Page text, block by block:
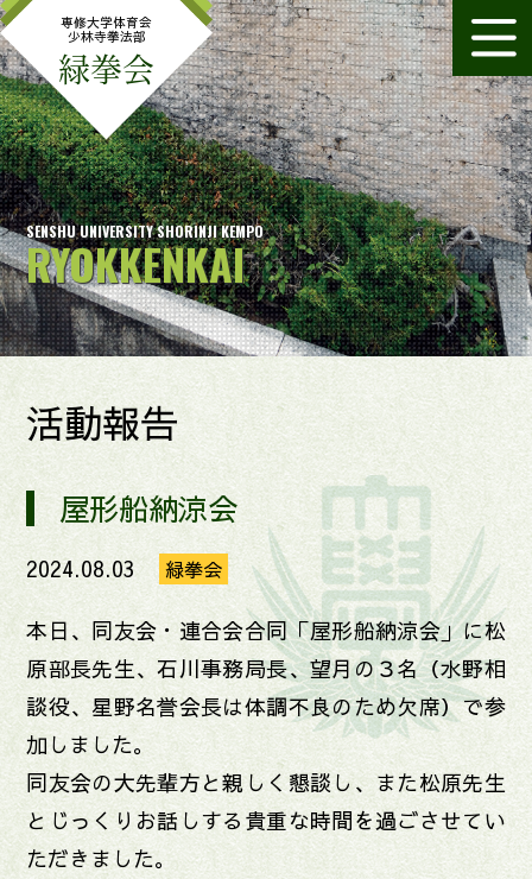
SENSHU UNIVERSITY SHORINJI KEMPO
RYOKKENKAI
専修大学体育会
少林寺拳法部
緑拳会
活動報告
屋形船納涼会
2024.08.03 緑拳会
本日、同友会・連合会合同「屋形船納涼会」に松
原部長先生、石川事務局長、望月の３名（水野相
談役、星野名誉会長は体調不良のため欠席）で参
加しました。
同友会の大先輩方と親しく懇談し、また松原先生
とじっくりお話しする貴重な時間を過ごさせてい
ただきました。